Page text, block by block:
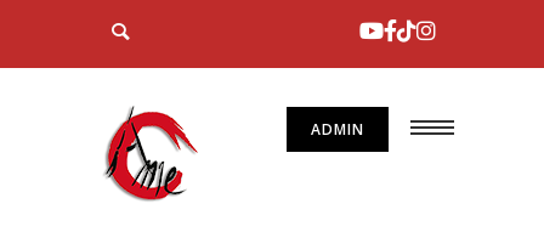
ADMIN